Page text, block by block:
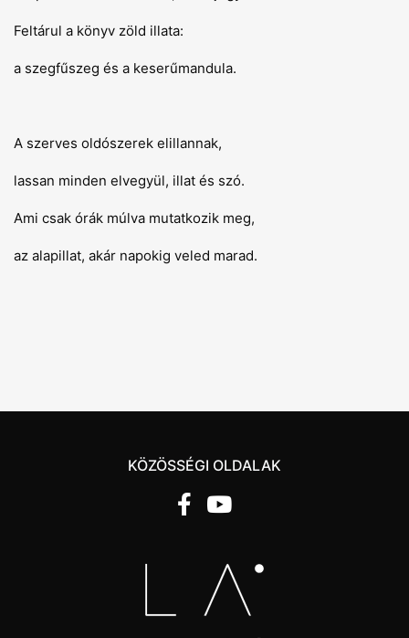
Feltárul a könyv zöld illata:
a szegfűszeg és a keserűmandula.
A szerves oldószerek elillannak,
lassan minden elvegyül, illat és szó.
Ami csak órák múlva mutatkozik meg,
az alapillat, akár napokig veled marad.
KÖZÖSSÉGI OLDALAK